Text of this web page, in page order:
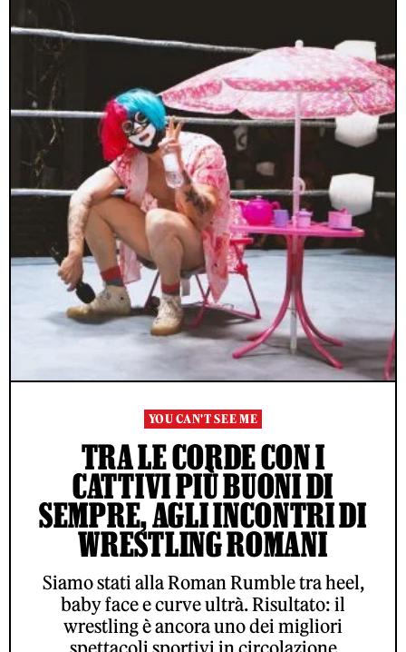
YOU CAN'T SEE ME
TRA LE CORDE CON I
CATTIVI PIÙ BUONI DI
SEMPRE, AGLI INCONTRI DI
WRESTLING ROMANI
Siamo stati alla Roman Rumble tra heel,
baby face e curve ultrà. Risultato: il
wrestling è ancora uno dei migliori